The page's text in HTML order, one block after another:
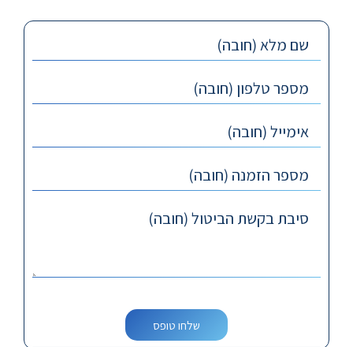
שם מלא (חובה)
מספר טלפון (חובה)
אימייל (חובה)
מספר הזמנה (חובה)
סיבת בקשת הביטול (חובה)
שלחו טופס